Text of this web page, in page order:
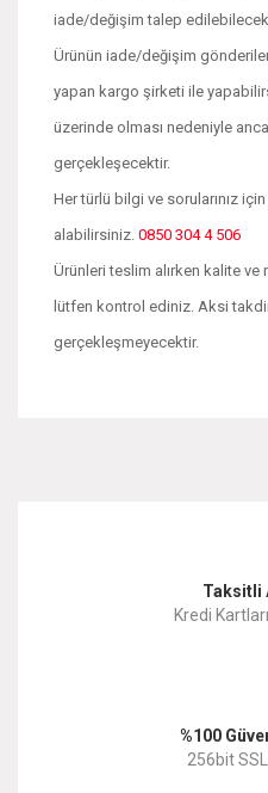
iade/değişim talep
Ürünün iade/değişim
yapan kargo şirketi ile
üzerinde olması nedeniyle
gerçekleşecektir.
Her türlü bilgi ve sorularınız
alabilirsiniz. 0850 304 4 506
Ürünleri teslim alırken kalite ve
lütfen kontrol ediniz. Aksi
gerçekleşmeyecektir.
Ürün resmi kalitesiz,
Ürün fiyatı diğer
Taksitli
Kredi
%100
256bit